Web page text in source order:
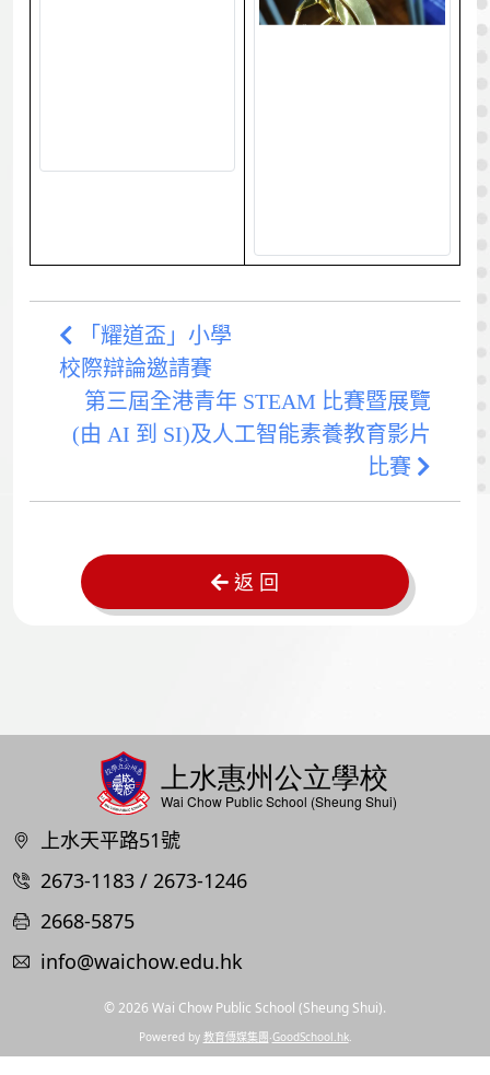
「耀道盃」小學
校際辯論邀請賽
第三屆全港青年 STEAM 比賽暨展覽
(由 AI 到 SI)及人工智能素養教育影片
比賽
返 回
上水天平路51號
2673-1183 / 2673-1246
2668-5875
info@waichow.edu.hk
© 2026 Wai Chow Public School (Sheung Shui).
Powered by 教育傳媒集團‧GoodSchool.hk.